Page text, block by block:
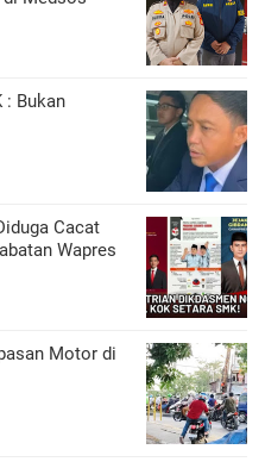
: Bukan
Cacat
Wapres
Motor di